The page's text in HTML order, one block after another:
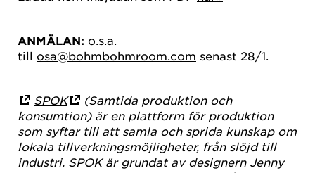
ANMÄLAN: o.s.a.
till osa@bohmbohmroom.com senast 28/1.
SPOK
(Samtida produktion och
konsumtion) är en plattform för produktion
som syftar till att samla och sprida kunskap om
lokala tillverkningsmöjligheter, från slöjd till
industri. SPOK är grundat av designern Jenny